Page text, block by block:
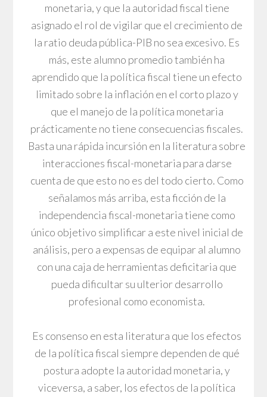
monetaria, y que la autoridad fiscal tiene
asignado el rol de vigilar que el crecimiento de
la ratio deuda pública-PIB no sea excesivo. Es
más, este alumno promedio también ha
aprendido que la política fiscal tiene un efecto
limitado sobre la inflación en el corto plazo y
que el manejo de la política monetaria
prácticamente no tiene consecuencias fiscales.
Basta una rápida incursión en la literatura sobre
interacciones fiscal-monetaria para darse
cuenta de que esto no es del todo cierto. Como
señalamos más arriba, esta ficción de la
independencia fiscal-monetaria tiene como
único objetivo simplificar a este nivel inicial de
análisis, pero a expensas de equipar al alumno
con una caja de herramientas deficitaria que
pueda dificultar su ulterior desarrollo
profesional como economista.
Es consenso en esta literatura que los efectos
de la política fiscal siempre dependen de qué
postura adopte la autoridad monetaria, y
viceversa, a saber, los efectos de la política